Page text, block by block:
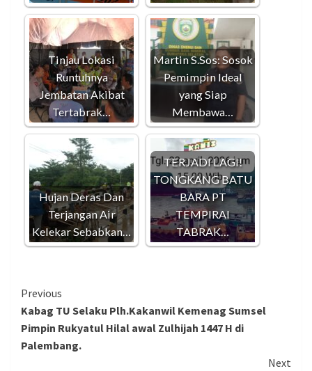
Tinjau Lokasi
Runtuhnya
Jembatan Akibat
Tertabrak…
Martin S.Sos: Sosok
Pemimpin Ideal
yang Siap
Membawa…
Hujan Deras Dan
Terjangan Air
Kelekar Sebabkan…
TERJADI LAGI!
TONGKANG BATU
BARA PT
TEMPIRAI
TABRAK…
Continue
Reading
Previous
Kabag TU Selaku Plh.Kakanwil Kemenag Sumsel
Pimpin Rukyatul Hilal awal Zulhijah 1447 H di
Palembang.
Next